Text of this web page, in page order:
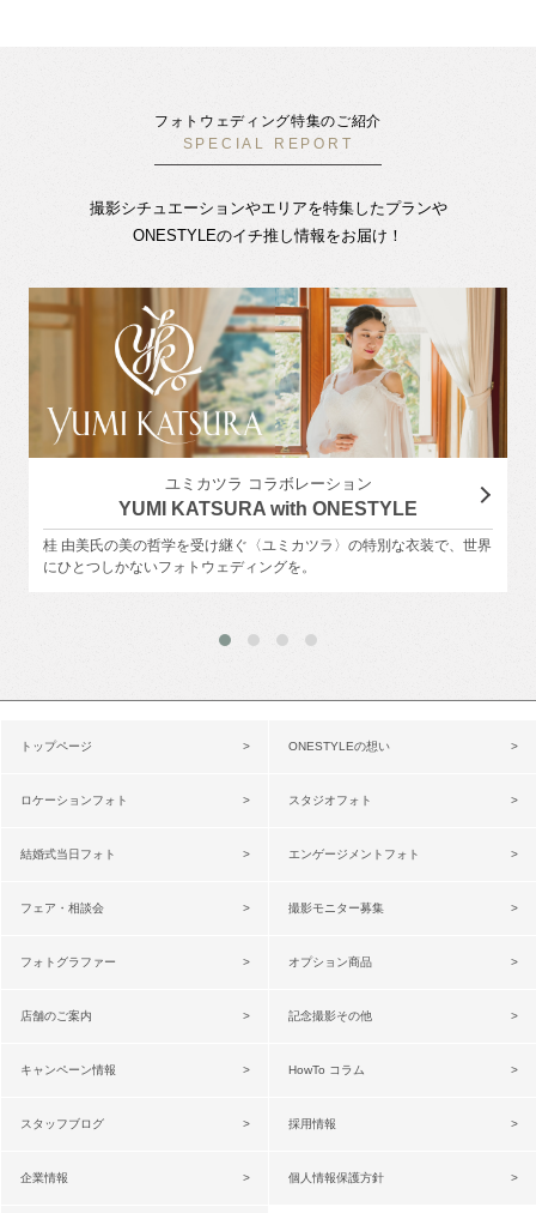
フォトウェディング特集のご紹介
SPECIAL REPORT
撮影シチュエーションやエリアを特集したプランや
ONESTYLEのイチ推し情報をお届け！
ユミカツラ コラボレーション
YUMI KATSURA with ONESTYLE
桂 由美氏の美の哲学を受け継ぐ〈ユミカツラ〉の特別な衣装で、世界
にひとつしかないフォトウェディングを。
トップページ ONESTYLEの想い
ロケーションフォト スタジオフォト
結婚式当日フォト エンゲージメントフォト
フェア・相談会 撮影モニター募集
フォトグラファー オプション商品
店舗のご案内 記念撮影その他
キャンペーン情報 HowTo コラム
スタッフブログ 採用情報
企業情報 個人情報保護方針